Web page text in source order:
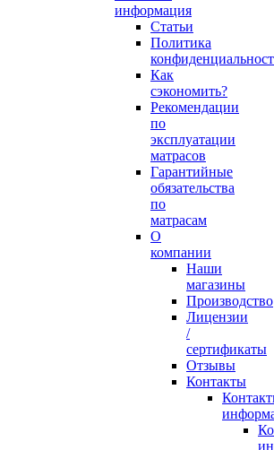
информация
Статьи
Политика
Как
сэкономить?
Рекомендации
по
эксплуатации
матрасов
Гарантийные
обязательства
по
матрасам
О
компании
Наши
магазины
Производство
Лицензии
/
сертификаты
Отзывы
Контакты